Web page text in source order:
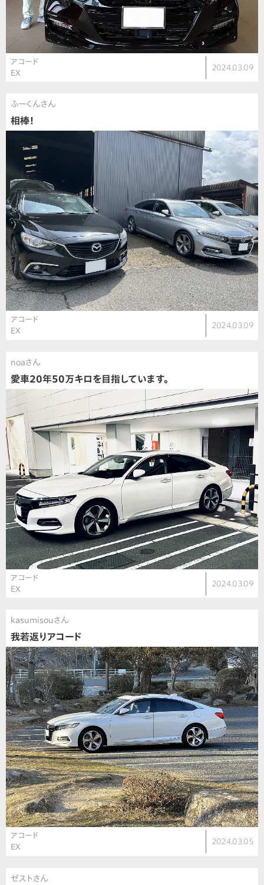
アコード
EX
2024.03.09
ふーくんさん
相棒！
アコード
EX
2024.03.09
noaさん
愛車20年50万キロを目指しています。
アコード
EX
2024.03.09
kasumisouさん
我若返りアコード
アコード
EX
2024.03.05
ゼストさん